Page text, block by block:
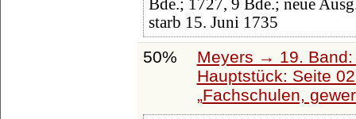
Bde.; 1727, 9 Bde.; neue
starb 15. Juni 1735
50%
Meyers → 19.
Hauptstück: Seite
Fachschulen,